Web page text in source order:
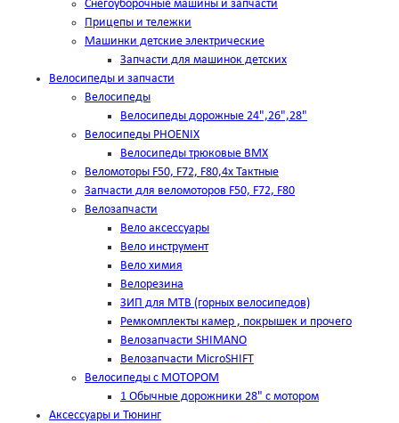
Снегоуборочные машины и запчасти
Прицепы и тележки
Машинки детские электрические
Запчасти для машинок детских
Велосипеды и запчасти
Велосипеды
Велосипеды дорожные 24",26",28"
Велосипеды PHOENIX
Велосипеды трюковые BMX
Веломоторы F50, F72, F80,4х Тактные
Запчасти для веломоторов F50, F72, F80
Велозапчасти
Вело аксессуары
Вело инструмент
Вело химия
Велорезина
ЗИП для MTB (горных велосипедов)
Ремкомплекты камер , покрышек и прочего
Велозапчасти SHIMANO
Велозапчасти MicroSHIFT
Велосипеды с МОТОРОМ
1 Обычные дорожники 28" с мотором
Аксессуары и Тюнинг